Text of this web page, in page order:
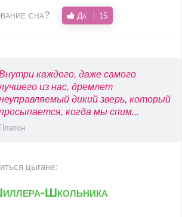
сна? Да 15
каждого, даже самого
из нас, дремлет
дикий зверь, который
когда мы спим...
Платон
цыгане:
Школьника